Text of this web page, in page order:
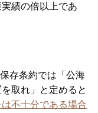
績の倍以上であ
存条約では「公海
取れ」と定めると
は不十分である場合